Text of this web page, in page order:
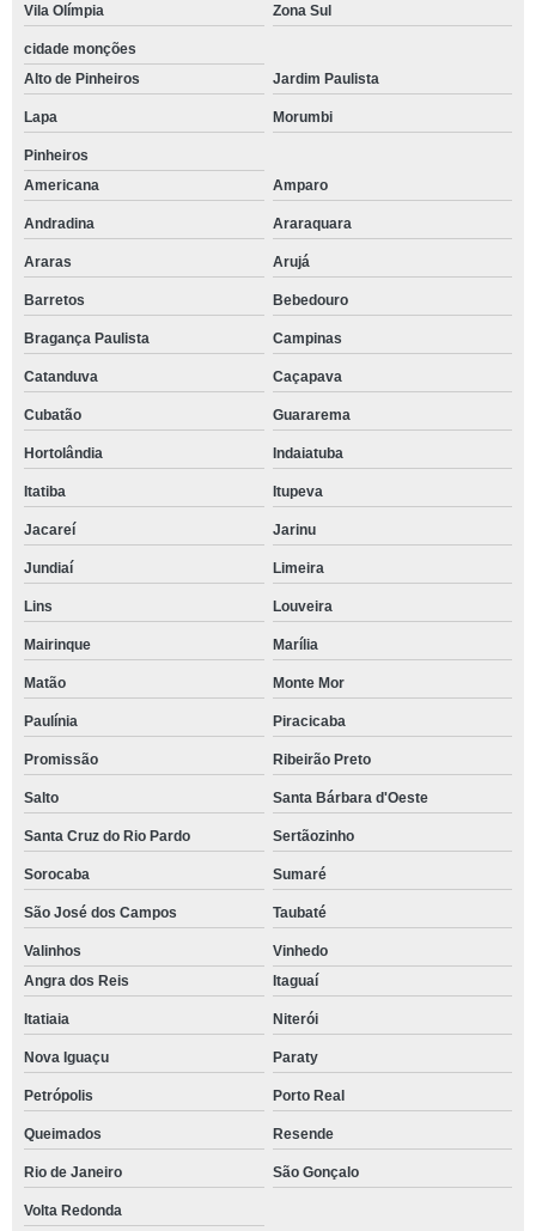
Vila Olímpia Zona Sul
cidade monções
Alto de Pinheiros
Jardim Paulista
Lapa Morumbi
Pinheiros
Americana
Amparo
Andradina Araraquara
Araras Arujá
Barretos Bebedouro
Bragança Paulista Campinas
Catanduva Caçapava
Cubatão Guararema
Hortolândia Indaiatuba
Itatiba Itupeva
Jacareí Jarinu
Jundiaí Limeira
Lins Louveira
Mairinque Marília
Matão Monte Mor
Paulínia Piracicaba
Promissão Ribeirão Preto
Salto Santa Bárbara d'Oeste
Santa Cruz do Rio Pardo Sertãozinho
Sorocaba Sumaré
São José dos Campos Taubaté
Valinhos
Vinhedo
Angra dos Reis
Itaguaí
Itatiaia Niterói
Nova Iguaçu Paraty
Petrópolis Porto Real
Queimados Resende
Rio de Janeiro São Gonçalo
Volta Redonda